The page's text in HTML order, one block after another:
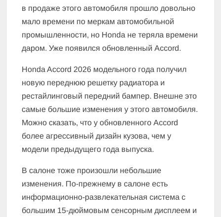
в продаже этого автомобиля прошло довольно
мало времени по меркам автомобильной
промышленности, но Honda не теряла времени
даром. Уже появился обновленный Accord.
Honda Accord 2026 модельного года получил
новую переднюю решетку радиатора и
рестайлинговый передний бампер. Внешне это
самые большие изменения у этого автомобиля.
Можно сказать, что у обновленного Accord
более агрессивный дизайн кузова, чем у
модели предыдущего года выпуска.
В салоне тоже произошли небольшие
изменения. По-прежнему в салоне есть
информационно-развлекательная система с
большим 15-дюймовым сенсорным дисплеем и